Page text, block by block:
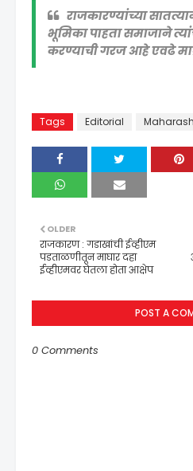
राजकारण्यांच्या
भूमिका पाहता समाजाने
करण्याची गरज आहे एवढे
Tags Editorial
OLDER
राजकारण : गडाखांची ईव्हीएम
पडताळणीतून माघार दहा
ईव्हीएमवर घेतला होता आक्षेप
POST A
0 Comments